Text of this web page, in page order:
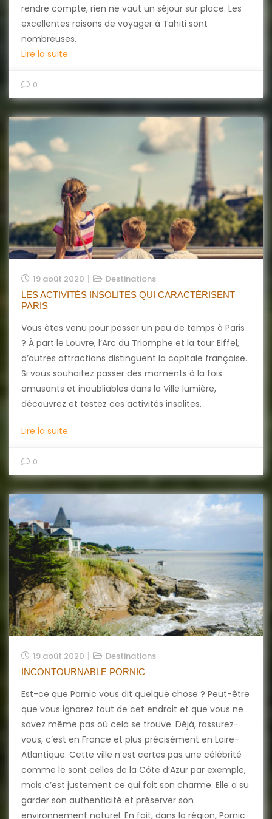
rendre compte, rien ne vaut un séjour sur place. Les
excellentes raisons de voyager à Tahiti sont
nombreuses.
Lire la suite
0
19 août 2020 Destinations
LES ACTIVITÉS INSOLITES QUI CARACTÉRISENT
PARIS
Vous êtes venu pour passer un peu de temps à Paris
? À part le Louvre, l’Arc du Triomphe et la tour Eiffel,
d’autres attractions distinguent la capitale française.
Si vous souhaitez passer des moments à la fois
amusants et inoubliables dans la Ville lumière,
découvrez et testez ces activités insolites.
Lire la suite
0
19 août 2020 Destinations
INCONTOURNABLE PORNIC
Est-ce que Pornic vous dit quelque chose ? Peut-être
que vous ignorez tout de cet endroit et que vous ne
savez même pas où cela se trouve. Déjà, rassurez-
vous, c’est en France et plus précisément en Loire-
Atlantique. Cette ville n’est certes pas une célébrité
comme le sont celles de la Côte d’Azur par exemple,
mais c’est justement ce qui fait son charme. Elle a su
garder son authenticité et préserver son
environnement naturel. En fait, dans la région, Pornic